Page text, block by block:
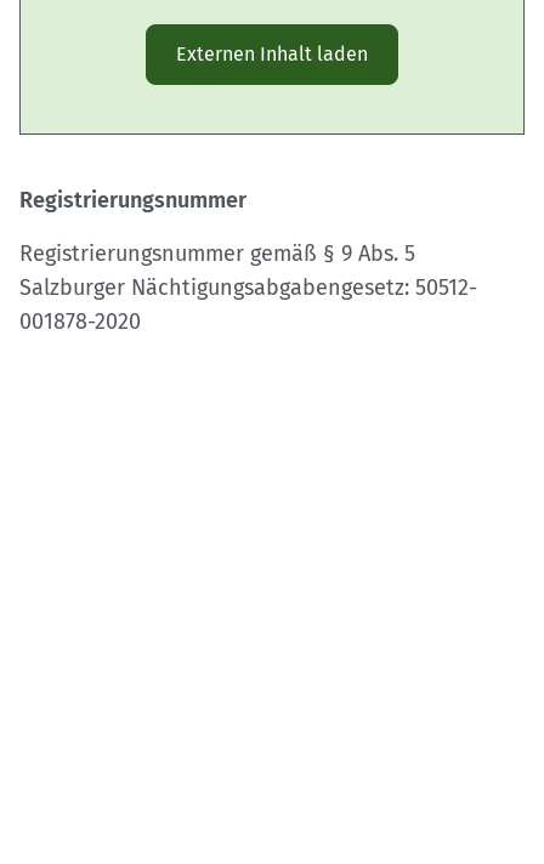
Externen Inhalt laden
Registrierungsnummer
Registrierungsnummer gemäß § 9 Abs. 5
Salzburger Nächtigungsabgabengesetz: 50512-
001878-2020